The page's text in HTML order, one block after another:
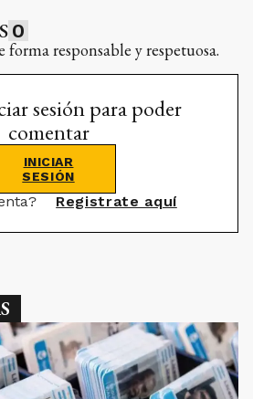
0
responsable y respetuosa.
sesión para poder
comentar
INICIAR
SESIÓN
Registrate aquí